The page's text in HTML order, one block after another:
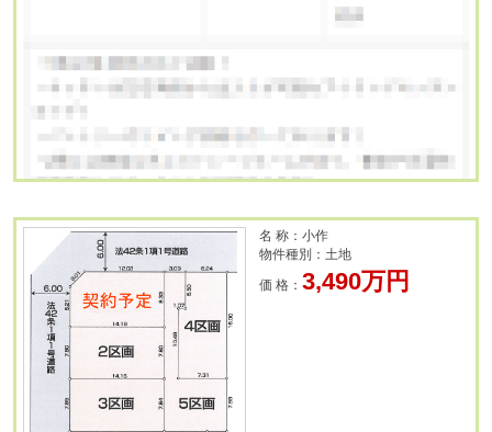
名 称：小作
物件種別：土地
価 格： 3,490万円